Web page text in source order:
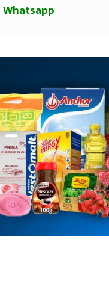
Whatsapp